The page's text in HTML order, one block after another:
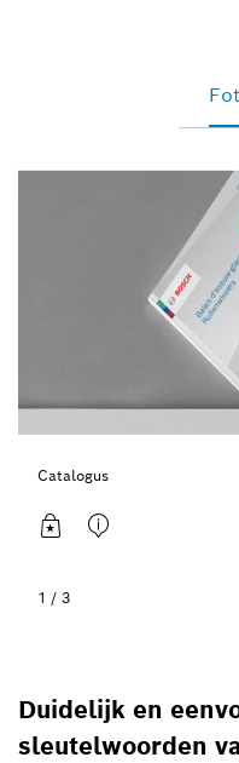
Catalogus
1 / 3
Duidelijk en
sleutelwoorden